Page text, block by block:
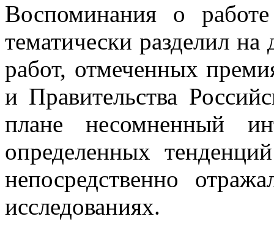
Воспоминания о
тематически разделил
работ, отмеченных
и Правительства
плане несомненный
определенных
непосредственно
исследованиях.